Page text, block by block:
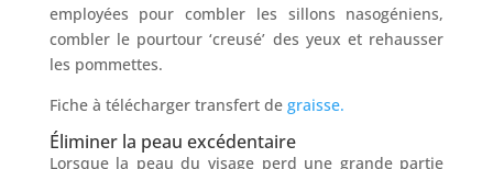
employées pour combler les sillons nasogéniens,
combler le pourtour ‘creusé’ des yeux et rehausser
les pommettes.
Fiche à télécharger transfert de graisse.
Éliminer la peau excédentaire
Lorsque la peau du visage perd une grande partie